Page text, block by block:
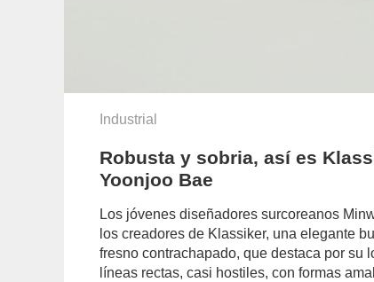
Industrial
Robusta y sobria, así es
Yoonjoo Bae
Los jóvenes diseñadores surcoreanos
los creadores de Klassiker, una elegante
fresno contrachapado, que destaca por su
líneas rectas, casi hostiles, con formas